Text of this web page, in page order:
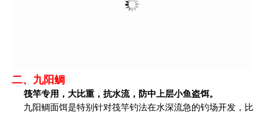
二、九阳鲷
筏竿专用，大比重，抗水流，防中上层小鱼盗饵。
九阳鲷面饵是特别针对筏竿钓法在水深流急的钓场开发，比